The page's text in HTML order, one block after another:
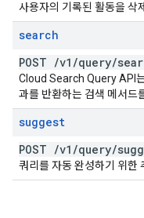
사용자의 기록된 활동을 삭
search
POST /v1 /query/
Cloud Search Query API
과를 반환하는 검색 메서드
suggest
POST /v1 /query/
쿼리를 자동 완성하기 위한